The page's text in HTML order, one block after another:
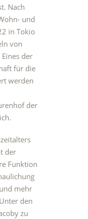
Nach
und
in Tokio
von
der
für die
werden
der
der
Funktion
mehr
den
zu